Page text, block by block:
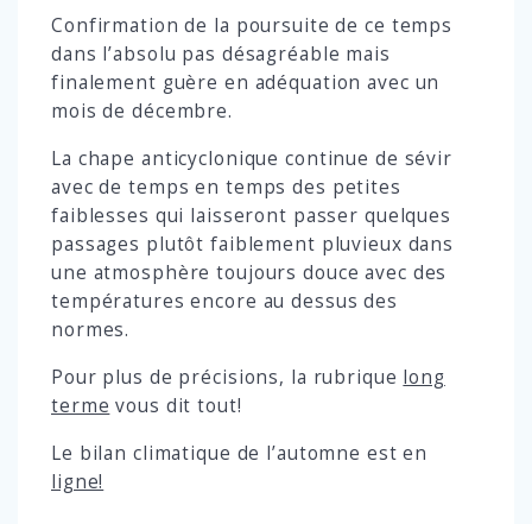
Confirmation de la poursuite de ce temps
dans l’absolu pas désagréable mais
finalement guère en adéquation avec un
mois de décembre.
La chape anticyclonique continue de sévir
avec de temps en temps des petites
faiblesses qui laisseront passer quelques
passages plutôt faiblement pluvieux dans
une atmosphère toujours douce avec des
températures encore au dessus des
normes.
Pour plus de précisions, la rubrique long
terme vous dit tout!
Le bilan climatique de l’automne est en
ligne!